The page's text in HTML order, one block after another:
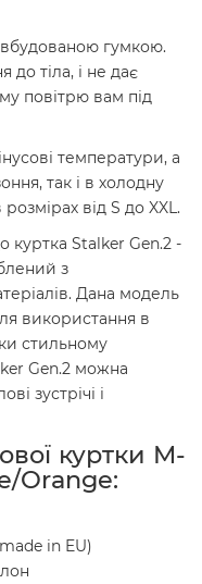
гумкою.
тіла, і не дає
повітрю вам під
температури, а
так і в холодну
від S до XXL.
куртка Stalker Gen.2 -
з
Дана модель
використання в
стильному
Gen.2 можна
зустрічі і
куртки M-
Orange:
in EU)